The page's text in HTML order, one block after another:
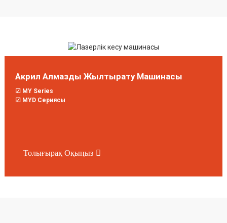
Акрил Алмазды Жылтырату Машинасы
☑ MY Series
☑ MYD Сериясы
Толығырақ Оқыңыз